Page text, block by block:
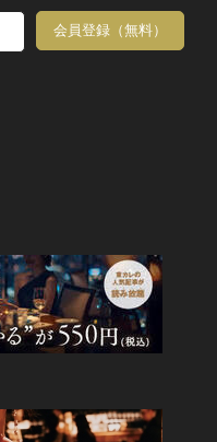
会員登録（無料）